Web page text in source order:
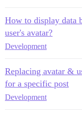
How to display data
user's avatar?
Development
Replacing avatar &
for a specific post
Development